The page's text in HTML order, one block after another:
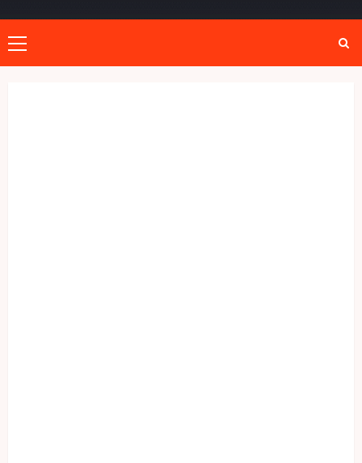
Primary
Menu